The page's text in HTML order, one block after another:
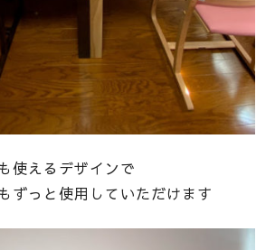
使えるデザインで
ずっと使用していただけます